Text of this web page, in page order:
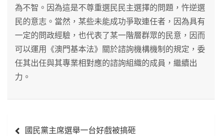
為不智。因為這是不尊重選民民主選擇的問題，忤逆選
民的意志。當然，某些未能成功爭取連任者，因為具有
一定的問政經驗，也代表了某一階層群眾的民意，因而
可以運用《澳門基本法》關於諮詢機構機制的規定，委
任其出任與其專業相對應的諮詢組織的成員，繼續出
力。
國民黨主席選舉一台好戲被搞砸